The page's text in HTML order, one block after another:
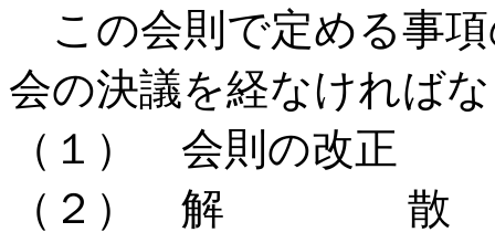
この会則で定める事
会の決議を経なければ
（１） 会則の改正
（２） 解 散